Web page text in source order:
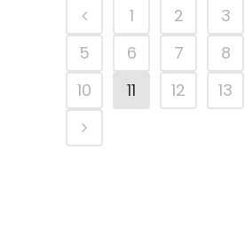
1 2 3
5
6 7 8
10
11 12 13